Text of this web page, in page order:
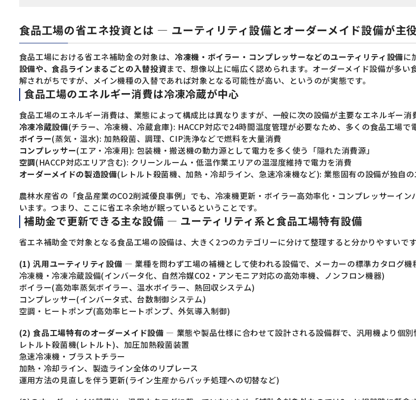
食品工場の省エネ投資とは — ユーティリティ設備とオーダーメイド設備が主役
食品工場における省エネ補助金の対象は、 冷凍機・ボイラー・コンプレッサーなどのユーティリティ設備に
設備や、食品ラインまるごとの入替投資まで、想像以上に幅広く認められます。オーダーメイド設備が多
解されがちですが、メイン機種の入替であれば対象となる可能性が高い、というのが実態です。
食品工場のエネルギー消費は冷凍冷蔵が中心
食品工場のエネルギー消費は、業態によって構成比は異なりますが、一般に次の設備が主要なエネルギー消
冷凍冷蔵設備(チラー、冷凍機、冷蔵倉庫): HACCP対応で24時間温度管理が必要なため、多くの食品工場で
ボイラー(蒸気・温水): 加熱殺菌、調理、CIP洗浄などで燃料を大量消費
コンプレッサー(エア・冷凍用): 包装機・搬送機の動力源として電力を多く使う「隠れた消費源」
空調(HACCP対応エリア含む): クリーンルーム・低温作業エリアの温湿度維持で電力を消費
オーダーメイドの製造設備(レトルト殺菌機、加熱・冷却ライン、急速冷凍機など): 業態固有の設備が独自
農林水産省の「食品産業のCO2削減優良事例」でも、冷凍機更新・ボイラー高効率化・コンプレッサーイ
います。つまり、ここに省エネ余地が眠っているということです。
補助金で更新できる主な設備 — ユーティリティ系と食品工場特有設備
省エネ補助金で対象となる食品工場の設備は、大きく2つのカテゴリーに分けて整理すると分かりやすいです
(1) 汎用ユーティリティ設備 — 業種を問わず工場の補機として使われる設備で、メーカーの標準カタログ機
冷凍機・冷凍冷蔵設備(インバータ化、自然冷媒CO2・アンモニア対応の高効率機、ノンフロン機器)
ボイラー(高効率蒸気ボイラー、温水ボイラー、熱回収システム)
コンプレッサー(インバータ式、台数制御システム)
空調・ヒートポンプ(高効率ヒートポンプ、外気導入制御)
(2) 食品工場特有のオーダーメイド設備 — 業態や製品仕様に合わせて設計される設備群で、汎用機より個別
レトルト殺菌機(レトルト)、加圧加熱殺菌装置
急速冷凍機・ブラストチラー
加熱・冷却ライン、製造ライン全体のリプレース
運用方法の見直しを伴う更新(ライン生産からバッチ処理への切替など)